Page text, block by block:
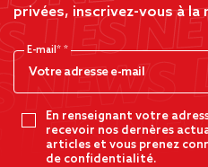
privées, inscrivez-vous à la
E-mail*
En renseignant votre
recevoir nos dernères
articles et vous prenez
de confidentialité.